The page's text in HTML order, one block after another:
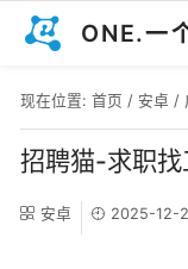
ONE.一
现在位置: 首页 / 安卓 /
招聘猫-求职
安卓 2025-12-